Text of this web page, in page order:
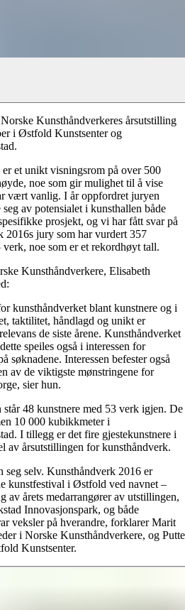
Kunsthåndverkeres årsutstilling
i Østfold Kunstsenter og
et unikt visningsrom på over 500
noe som gir mulighet til å vise
vært vanlig. I år oppfordret juryen
av potensialet i kunsthallen både
prosjekt, og vi har fått svar på
jury som har vurdert 357
noe som er et rekordhøyt tall.
Kunsthåndverkere, Elisabeth
kunsthåndverket blant kunstnere og i
taktilitet, håndlagd og unikt er
de siste årene. Kunsthåndverket
speiles også i interessen for
søknadene. Interessen befester også
av de viktigste mønstringene for
sier hun.
48 kunstnere med 53 verk igjen. De
10 000 kubikkmeter i
I tillegg er det fire gjestekunstnere i
av årsutstillingen for kunsthåndverk.
seg selv. Kunsthåndverk 2016 er
kunstfestival i Østfold ved navnet –
av årets medarrangører av utstillingen,
Innovasjonspark, og både
veksler på hverandre, forklarer Marit
i Norske Kunsthåndverkere, og Putte
Kunstsenter.